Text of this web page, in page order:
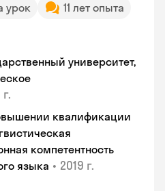
урок
11 лет опыта
университет,
квалификации
компетентность
языка • 2019 г.